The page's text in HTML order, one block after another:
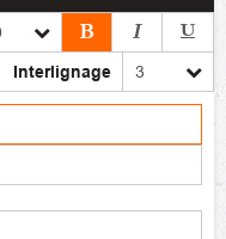
Interlignage